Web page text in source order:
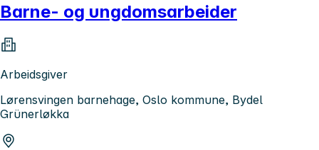
Barne- og ungdomsarbeider
Arbeidsgiver
Lørensvingen barnehage, Oslo kommune, Bydel
Grünerløkka